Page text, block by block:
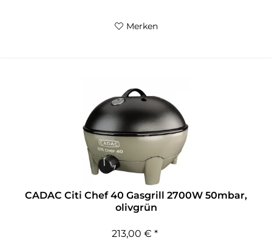
Merken
CADAC Citi Chef 40 Gasgrill 2700W 50mbar,
olivgrün
213,00 € *